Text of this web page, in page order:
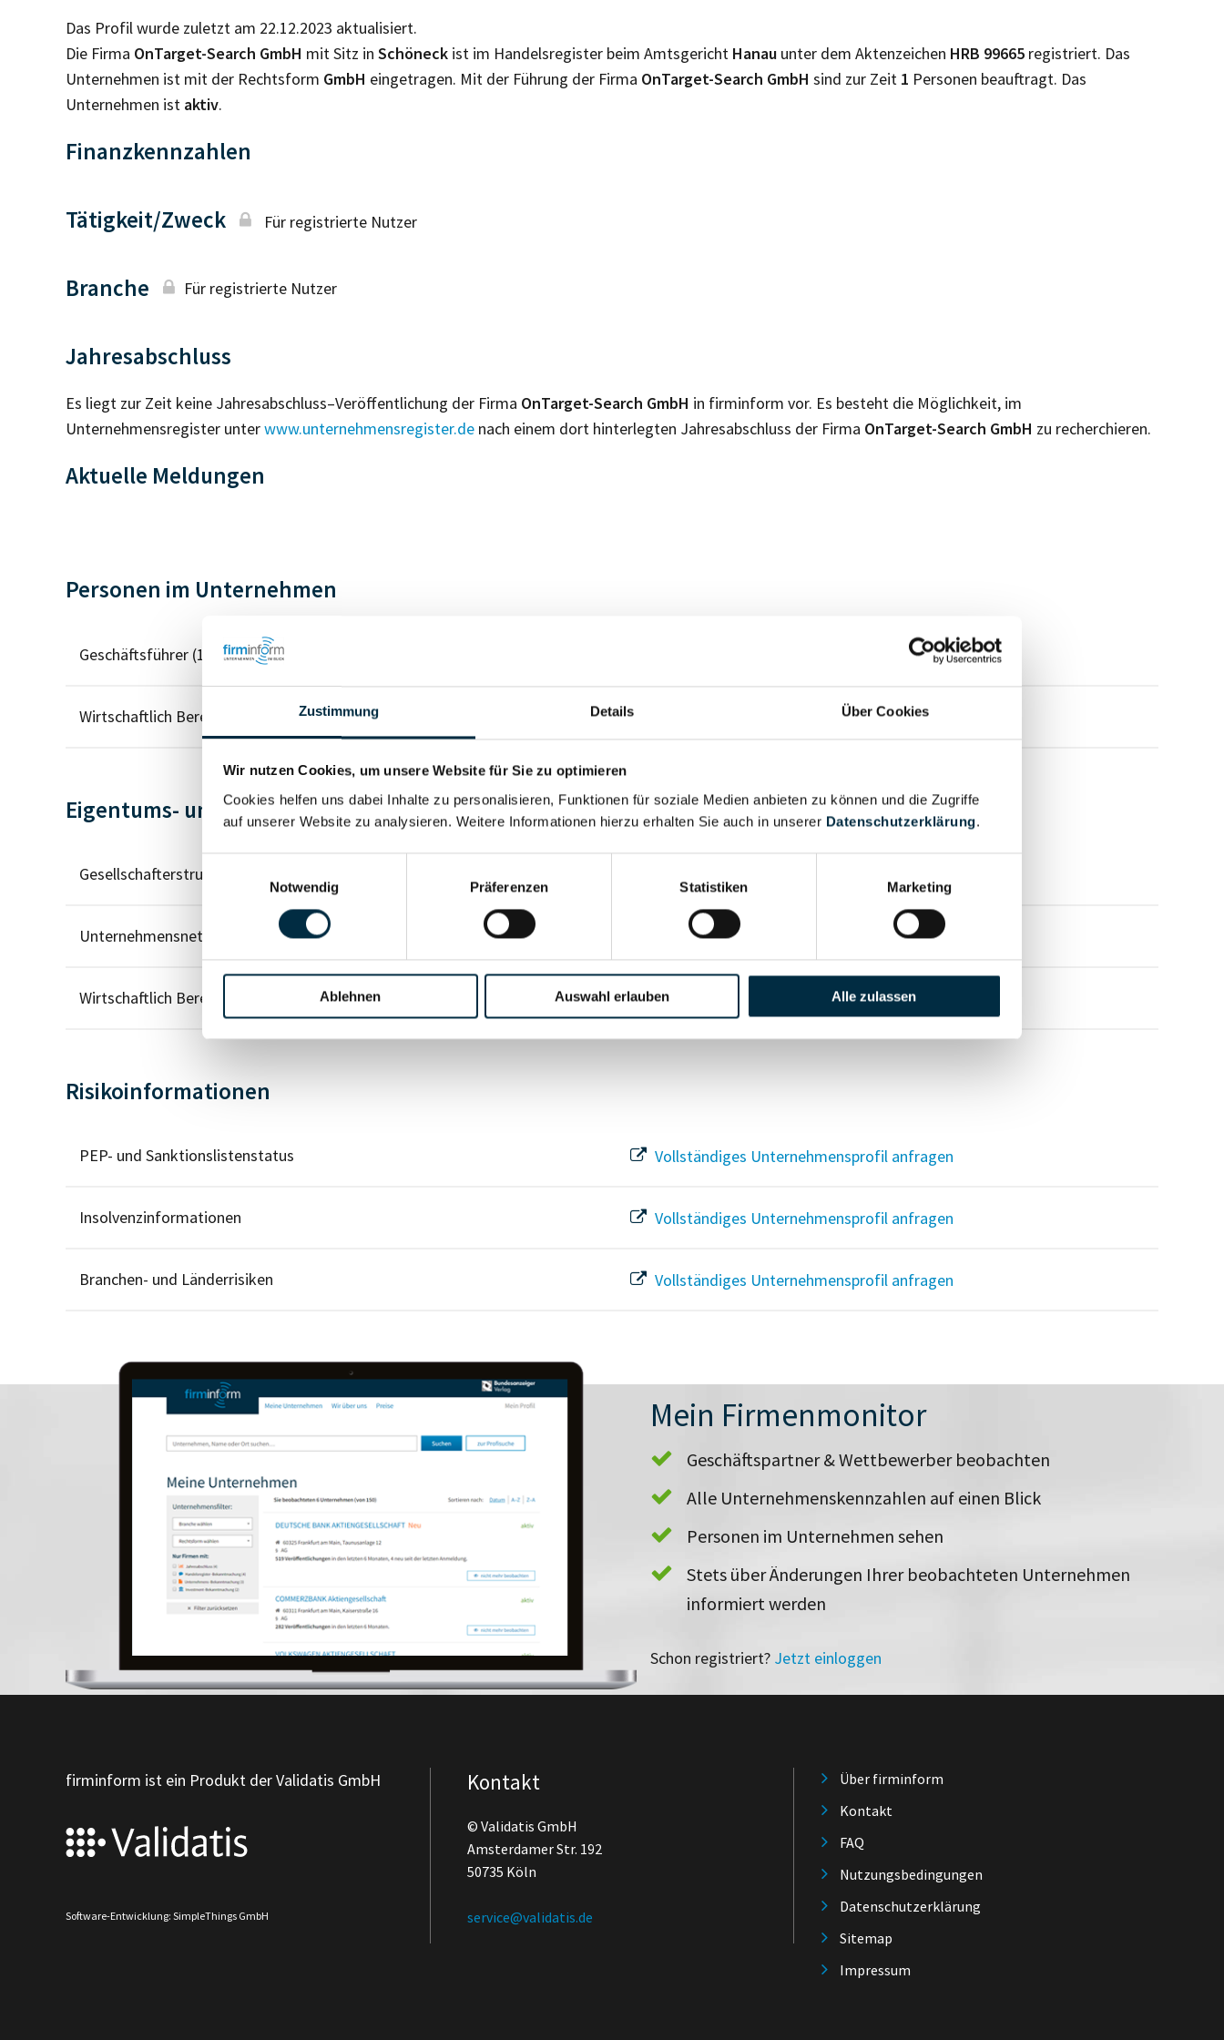
Zustimmung Details Über Cookies
Wir nutzen Cookies, um unsere Website für Sie zu optimieren
Cookies helfen uns dabei Inhalte zu personalisieren, Funktionen für soziale Medien anbieten zu können und die Zugriffe
auf unserer Website zu analysieren. Weitere Informationen hierzu erhalten Sie auch in unserer Datenschutzerklärung.
Notwendig
Präferenzen Statistiken Marketing
Ablehnen Auswahl erlauben Alle zulassen
Das Profil wurde zuletzt am 22.12.2023 aktualisiert.
Die Firma OnTarget-Search GmbH mit Sitz in Schöneck ist im Handelsregister beim Amtsgericht Hanau unter dem Aktenzeichen HRB 99665 registriert. Das
Unternehmen ist mit der Rechtsform GmbH eingetragen. Mit der Führung der Firma OnTarget-Search GmbH sind zur Zeit 1 Personen beauftragt. Das
Unternehmen ist aktiv.
Finanzkennzahlen
Tätigkeit/Zweck Für registrierte Nutzer
Branche Für registrierte Nutzer
Jahresabschluss
Es liegt zur Zeit keine Jahresabschluss–Veröffentlichung der Firma OnTarget-Search GmbH in firminform vor. Es besteht die Möglichkeit, im
Unternehmensregister unterwww.unternehmensregister.de nach einem dort hinterlegten Jahresabschluss der Firma OnTarget-Search GmbH zu recherchieren.
Aktuelle Meldungen
Personen im Unternehmen
Geschäftsführer (1)
Wirtschaftlich Berechtigter Vollständiges Unternehmensprofil anfragen
Eigentums- und Kontrollstruktur
Gesellschafterstruktur
Unternehmensnetzwerk Vollständiges Unternehmensprofil anfragen
Wirtschaftlich Berechtigten Pfad Vollständiges Unternehmensprofil anfragen
Risikoinformationen
PEP- und Sanktionslistenstatus Vollständiges Unternehmensprofil anfragen
Insolvenzinformationen Vollständiges Unternehmensprofil anfragen
Branchen- und Länderrisiken Vollständiges Unternehmensprofil anfragen
Mein Firmenmonitor
Geschäftspartner & Wettbewerber beobachten
Alle Unternehmenskennzahlen auf einen Blick
Personen im Unternehmen sehen
Stets über Änderungen Ihrer beobachteten Unternehmen
informiert werden
Schon registriert? Jetzt einloggen
firminform ist ein Produkt der Validatis GmbH
Software-Entwicklung: SimpleThings GmbH
Kontakt
© Validatis GmbH
Amsterdamer Str. 192
50735 Köln
service@validatis.de
Über firminform
Kontakt
FAQ
Nutzungsbedingungen
Datenschutzerklärung
Sitemap
Impressum